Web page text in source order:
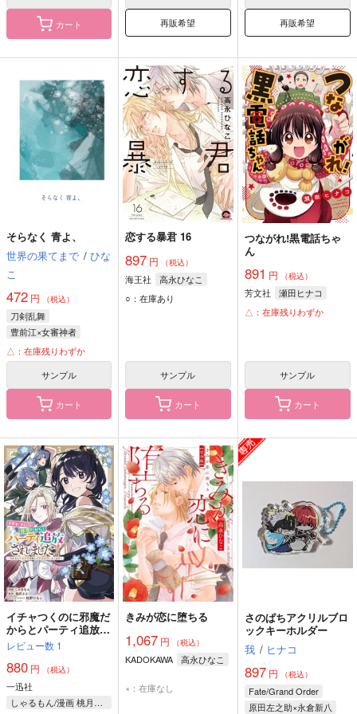
カート 再販希望 再販希望
そらなく 青よ、
世界の果てまで / ひな
こ
472 円 （税込）
刀剣乱舞
豊前江×女審神者
豊前江
女審神者
△：在庫残りわずか
サンプル
カート
恋する暴君 16
897 円 （税込）
海王社
高永ひなこ
○：在庫あり
サンプル
カート
つながれ!黒電話ちゃ
ん
891 円 （税込）
芳文社
瀬田ヒナコ
△：在庫残りわずか
サンプル
カート
イチャつくのに邪魔だ
からとパーティ追放さ
れました! それなら不
労所得目指して賃貸経
営いたします 3
レビュー数 1
880 円 （税込）
一迅社
しゃるもん/漫画 桃月とと/原作 桧野ひなこ/キャラクターデザイン
きみが恋に堕ちる
1,067 円 （税込）
KADOKAWA 高永ひなこ
×：在庫なし
さのぱちアクリルブロ
ックキーホルダー
我 / ヒナコ
897円 （税込）
Fate/Grand Order
原田左之助×永倉新八